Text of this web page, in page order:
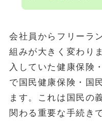
会社員からフリーラ
組みが大きく変わり
入していた健康保険
で国民健康保険・国
ます。これは国民の
関わる重要な手続き